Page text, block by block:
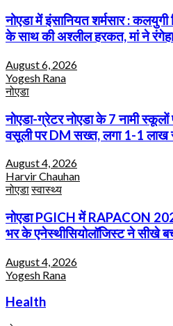
नोएडा में इंसानियत शर्मसार :
के साथ की अश्लील हरकत, मां ने
August 6, 2026
Yogesh Rana
नोएडा
नोएडा-ग्रेटर नोएडा के 7 नामी
वसूली पर DM सख्त, लगा 1-1 लाख
August 4, 2026
Harvir Chauhan
नोएडास्वास्थ्य
नोएडा PGICH में RAPACON
भर के एनेस्थीसियोलॉजिस्ट ने सीखे
August 4, 2026
Yogesh Rana
Health